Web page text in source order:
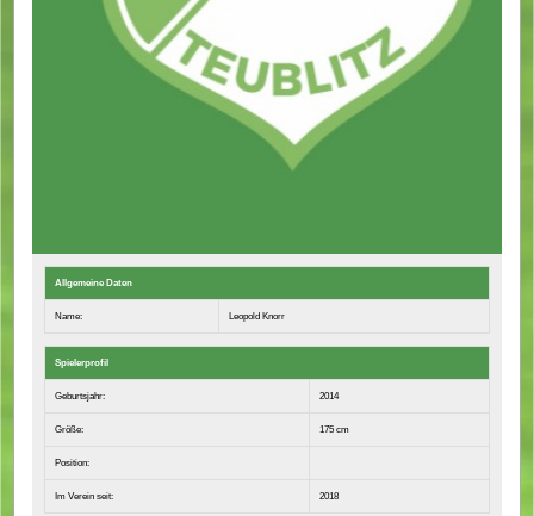
Allgemeine Daten
Name: Leopold Knorr
Spielerprofil
Geburtsjahr: 2014
Größe: 175 cm
Position:
Im Verein seit: 2018